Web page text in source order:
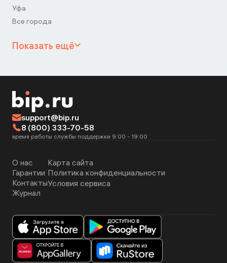
Уфа
Все города
Показать ещё
support@bip.ru
8 (800) 333-70-58
время работы службы поддержки 9:00 - 19:00
О нас
Гарантии
Контакты
Журнал
Карта сайта
Политика конфиденциальности
Условия сервиса